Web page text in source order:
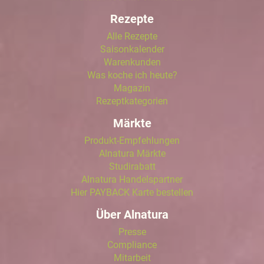
Rezepte
Alle Rezepte
Saisonkalender
Warenkunden
Was koche ich heute?
Magazin
Rezeptkategorien
Märkte
Produkt-Empfehlungen
Alnatura Märkte
Studirabatt
Alnatura Handelspartner
Hier PAYBACK Karte bestellen
Über Alnatura
Presse
Compliance
Mitarbeit